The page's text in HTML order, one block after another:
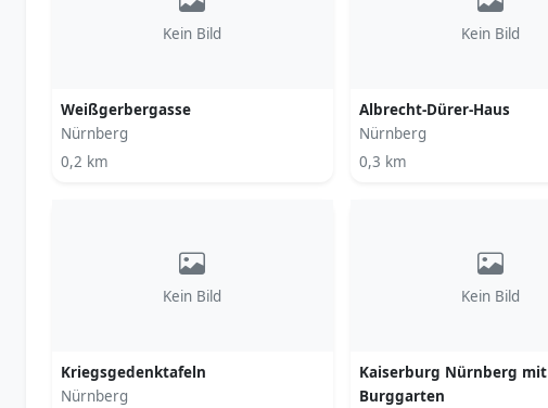
Kein Bild
Weißgerbergasse
Nürnberg
0,2 km
Kein Bild
Albrecht-Dürer-Haus
Nürnberg
0,3 km
Kein Bild
Kriegsgedenktafeln
Nürnberg
Kein Bild
Kaiserburg Nürnberg mit
Burggarten